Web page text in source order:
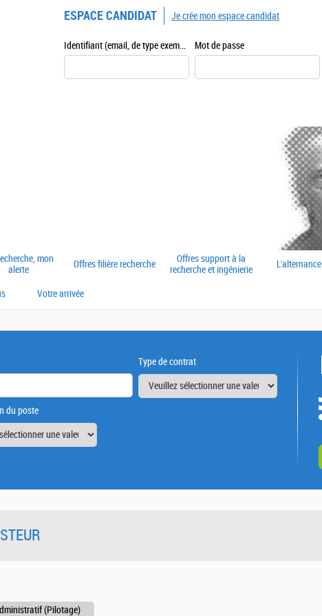
ESPACE CANDIDAT
Identifiant (email, de type exemple@exemple.fr) Mot de passe
Je crée mon espace candidat
mon
alerte
Offres filière recherche
Offres support à la
recherche et ingénierie
L'alternance
Votre arrivée
Type de contrat
du poste
(Pilotage)